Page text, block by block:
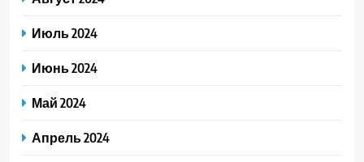
Июль 2024
Июнь 2024
Май 2024
Апрель 2024